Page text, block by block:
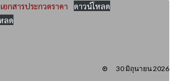
อกสารประกวดราคา
ดาวน์โหลด
ลด
30 มิถุนายน 2026